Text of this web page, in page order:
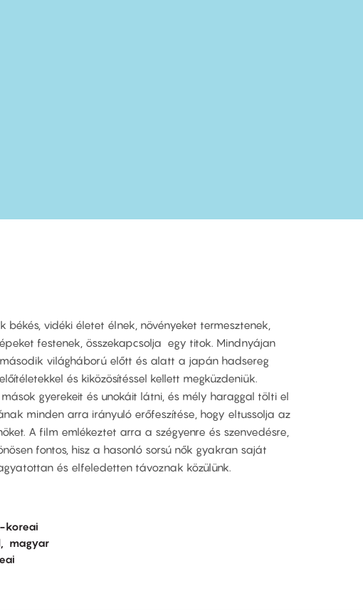
békés, vidéki életet élnek, növényeket termesztenek,
festenek, összekapcsolja egy titok. Mindnyájan
világháború előtt és alatt a japán hadsereg
és kiközösítéssel kellett megküzdeniük.
gyerekeit és unokáit látni, és mély haraggal tölti el
minden arra irányuló erőfeszítése, hogy eltussolja az
A film emlékeztet arra a szégyenre és szenvedésre,
fontos, hisz a hasonló sorsú nők gyakran saját
és elfeledetten távoznak közülünk.
koreai
magyar